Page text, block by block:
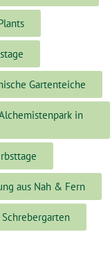
Gartenteiche
in
aus Nah & Fern